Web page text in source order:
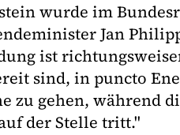
wurde im
Jan
ist
sind, in puncto
zu gehen, während
der Stelle tritt."